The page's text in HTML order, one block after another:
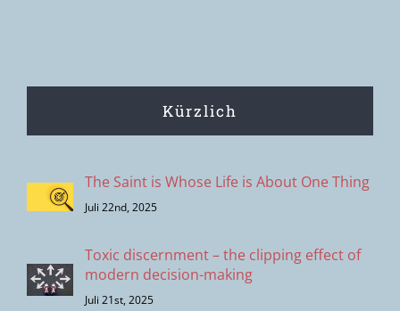
Kürzlich
The Saint is Whose Life is About One Thing
Juli 22nd, 2025
Toxic discernment – the clipping effect of
modern decision-making
Juli 21st, 2025